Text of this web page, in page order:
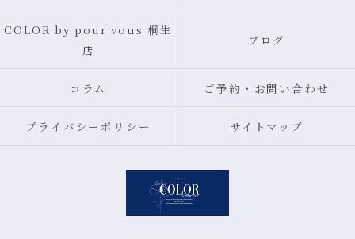
COLOR by pour vous 桐生
店
ブログ
コラム ご予約・お問い合わせ
プライバシーポリシー サイトマップ